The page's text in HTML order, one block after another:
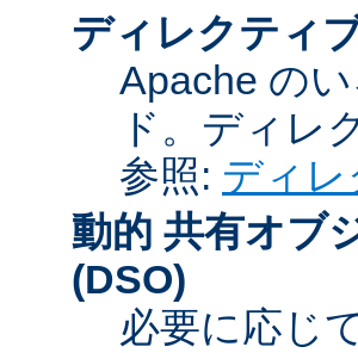
ディレクティ
Apache の
ド。ディレ
参照: ディ
動的 共有オブ
(DSO)
必要に応じ